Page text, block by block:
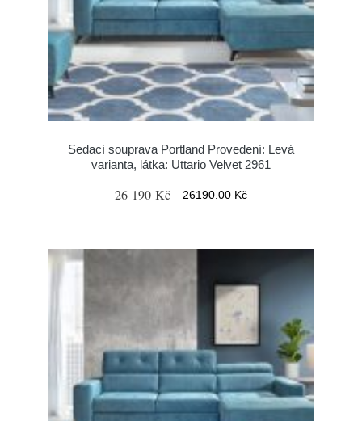
Sedací souprava Portland Provedení: Levá
varianta, látka: Uttario Velvet 2961
26 190 Kč 26190.00 Kč